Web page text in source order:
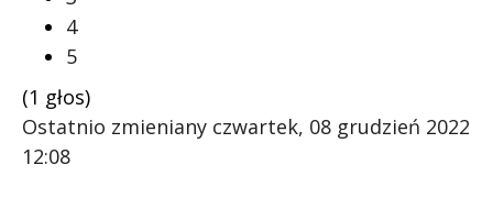
4
5
(1 głos)
Ostatnio zmieniany czwartek, 08 grudzień 2022
12:08